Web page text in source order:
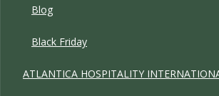
Blog
Black Friday
ATLANTICA HOSPITALITY